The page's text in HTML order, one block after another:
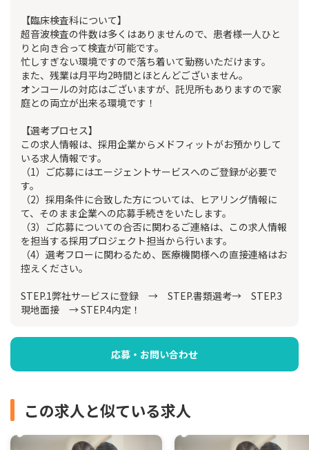
【臨床検査科について】
超音波検査の件数は多くはありませんので、患者様一人ひと
りと向き合って検査が可能です。
忙しすぎない環境ですので落ち着いて勤務いただけます。
また、残業は月平均2時間とほとんどございません。
オンコールの対応はございますが、託児所もありますので家
庭との両立が出来る環境です！
【選考プロセス】
この求人情報は、採用企業からメドフィットがお預かりして
いる求人情報です。
（1）ご応募にはエージェントサービスへのご登録が必要で
す。
（2）採用条件に合致した方については、ヒアリング情報に
て、そのまま企業への応募手続きをいたします。
（3）ご応募についての合否に関わるご連絡は、この求人情報
を担当する採用プロジェクト担当から行います。
（4）選考フローに関わるため、医療機関様への直接連絡はお
控えください。
STEP.1弊社サービスに登録 → STEP.書類選考→ STEP.3
現地面接 → STEP.4内定！
応募・お問い合わせ
この求人と似ている求人